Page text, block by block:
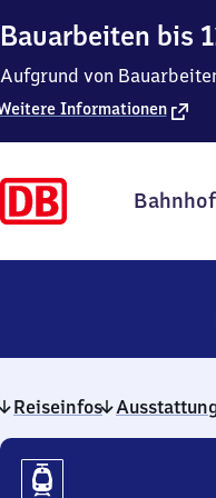
Bauarbeiten bis
Aufgrund von
Informationen
Reiseinfos
Reiseinfos